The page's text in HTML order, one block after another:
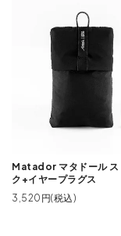
Matador マタドール ス
ク+イヤープラグス
3,520円(税込)